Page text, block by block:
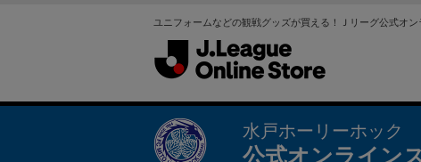
ユニフォームなどの観戦グッズが買える！Ｊリーグ公式オン
水戸ホーリーホック
公式オンライン